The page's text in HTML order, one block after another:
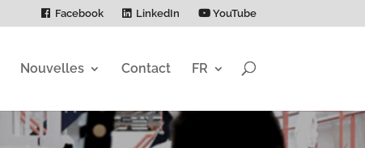
Facebook LinkedIn YouTube
Nouvelles Contact FR